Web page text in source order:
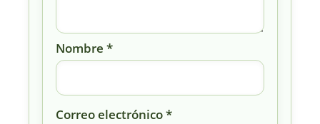
Nombre *
Correo electrónico*